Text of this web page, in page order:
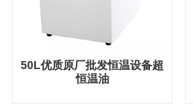
50L优质原厂批发恒温设备超
恒温油